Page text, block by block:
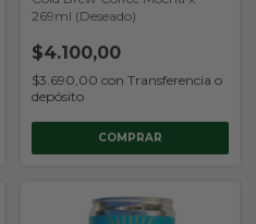
269ml (Deseado)
$4.100,00
$3.690,00 con Transferencia o
depósito